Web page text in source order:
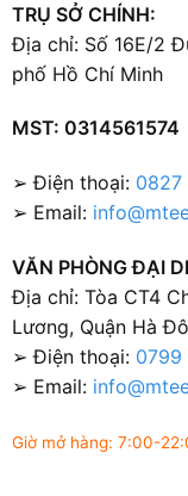
TRỤ SỞ CHÍNH:
Địa chỉ: Số 16E/2
phố Hồ Chí Minh
MST: 0314561574
➢ Điện thoại: 0827
➢ Email:
VĂN PHÒNG ĐẠI
Địa chỉ: Tòa CT4
Lương, Quận Hà
➢ Điện thoại: 0799
➢ Email:
Giờ mở hàng: 7:00-